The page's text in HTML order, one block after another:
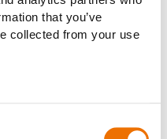
that you’ve
collected from your use